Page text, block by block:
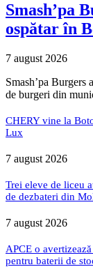
Smash’pa
ospătar în
7 august 2026
Smash’pa Burgers
de burgeri din
CHERY vine la
Lux
7 august 2026
Trei eleve de liceu
de dezbateri din
7 august 2026
APCE o
pentru baterii de